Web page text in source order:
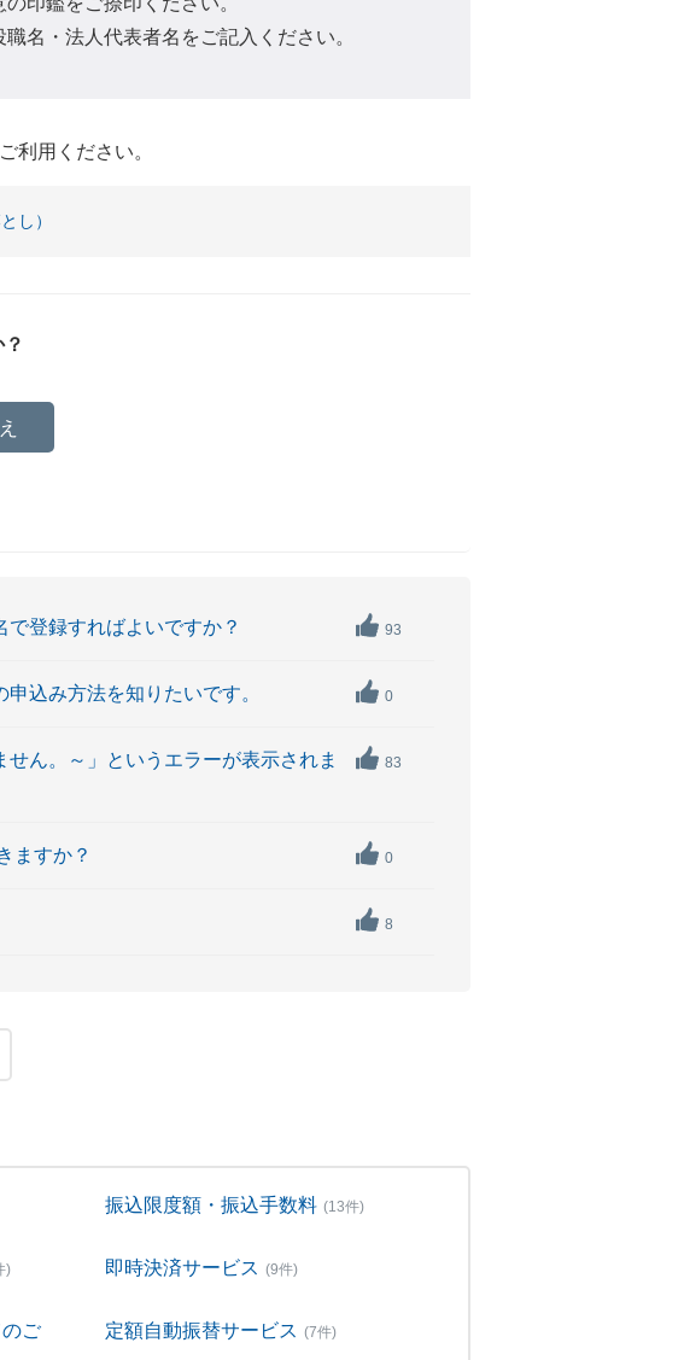
名・法人代表者名をご記入ください。
利用ください。
し）
で登録すればよいですか？ 93
込み方法を知りたいです。 0
ん。～」というエラーが表示されま
83
ますか？ 0
8
振込限度額・振込手数料 (13件)
) 即時決済サービス (9件)
ご
定額自動振替サービス (7件)